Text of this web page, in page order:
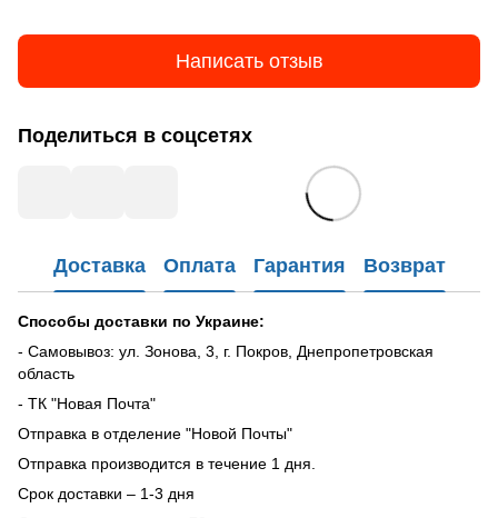
Написать отзыв
Поделиться в соцсетях
Доставка Оплата Гарантия Возврат
Способы доставки по Украине:
- Самовывоз: ул. Зонова, 3, г. Покров, Днепропетровская
область
- ТК "Новая Почта"
Отправка в отделение "Новой Почты"
Отправка производится в течение 1 дня.
Срок доставки – 1-3 дня